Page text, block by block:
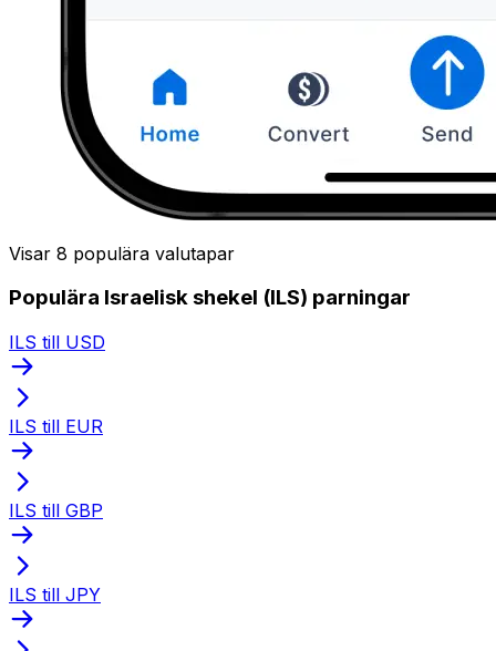
Visar 8 populära valutapar
Populära Israelisk shekel (ILS) parningar
ILS till USD
ILS till EUR
ILS till GBP
ILS till JPY